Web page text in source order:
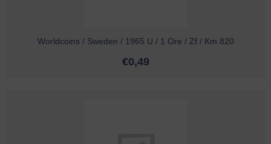
Worldcoins / Sweden / 1965 U / 1 Ore / Zf / Km 820
€0,49